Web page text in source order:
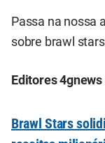
Passa na nossa
sobre brawl
Editores
Brawl Stars